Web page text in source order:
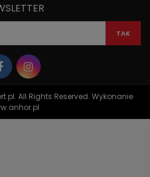
All Rights Reserved. Wykonanie